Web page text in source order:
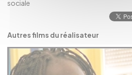
sociale
Autres films du réalisateur